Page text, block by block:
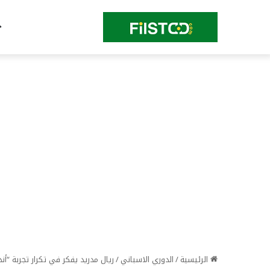
الرئيسية/الدوري الاسباني/ريال مدريد يفكر في تكرار تجربة